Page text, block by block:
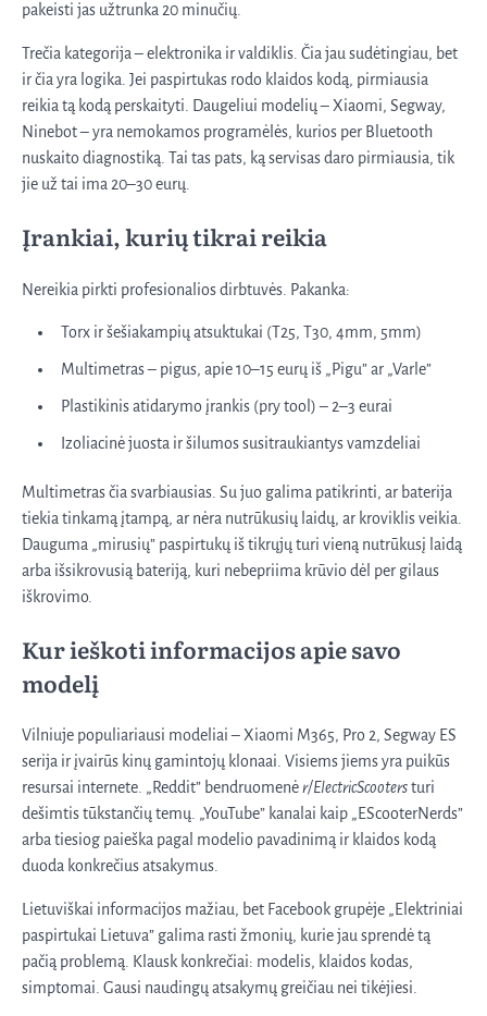
pakeisti jas užtrunka 20 minučių.
Trečia kategorija – elektronika ir valdiklis. Čia jau sudėtingiau, bet
ir čia yra logika. Jei paspirtukas rodo klaidos kodą, pirmiausia
reikia tą kodą perskaityti. Daugeliui modelių – Xiaomi, Segway,
Ninebot – yra nemokamos programėlės, kurios per Bluetooth
nuskaito diagnostiką. Tai tas pats, ką servisas daro pirmiausia, tik
jie už tai ima 20–30 eurų.
Įrankiai, kurių tikrai reikia
Nereikia pirkti profesionalios dirbtuvės. Pakanka:
Torx ir šešiakampių atsuktukai (T25, T30, 4mm, 5mm)
Multimetras – pigus, apie 10–15 eurų iš „Pigu” ar „Varle”
Plastikinis atidarymo įrankis (pry tool) – 2–3 eurai
Izoliacinė juosta ir šilumos susitraukiantys vamzdeliai
Multimetras čia svarbiausias. Su juo galima patikrinti, ar baterija
tiekia tinkamą įtampą, ar nėra nutrūkusių laidų, ar kroviklis veikia.
Dauguma „mirusių” paspirtukų iš tikrųjų turi vieną nutrūkusį laidą
arba išsikrovusią bateriją, kuri nebepriima krūvio dėl per gilaus
iškrovimo.
Kur ieškoti informacijos apie savo
modelį
Vilniuje populiariausi modeliai – Xiaomi M365, Pro 2, Segway ES
serija ir įvairūs kinų gamintojų klonaai. Visiems jiems yra puikūs
resursai internete. „Reddit” bendruomenėr/ElectricScootersturi
dešimtis tūkstančių temų. „YouTube” kanalai kaip „EScooterNerds”
arba tiesiog paieška pagal modelio pavadinimą ir klaidos kodą
duoda konkrečius atsakymus.
Lietuviškai informacijos mažiau, bet Facebook grupėje „Elektriniai
paspirtukai Lietuva” galima rasti žmonių, kurie jau sprendė tą
pačią problemą. Klausk konkrečiai: modelis, klaidos kodas,
simptomai. Gausi naudingų atsakymų greičiau nei tikėjiesi.